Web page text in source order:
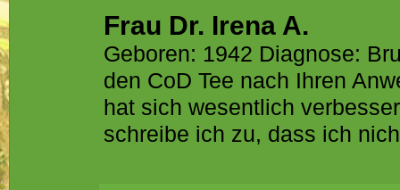
Frau Dr. Irena A.
Geboren: 1942 Diagnose:
den CoD Tee nach Ihren
hat sich wesentlich
schreibe ich zu, dass ich